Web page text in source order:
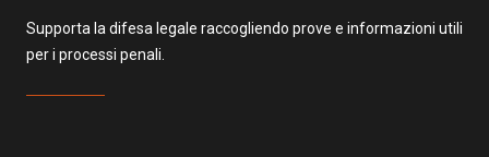
Supporta la difesa legale raccogliendo prove e informazioni utili
per i processi penali.